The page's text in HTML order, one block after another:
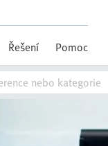
Řešení Pomoc